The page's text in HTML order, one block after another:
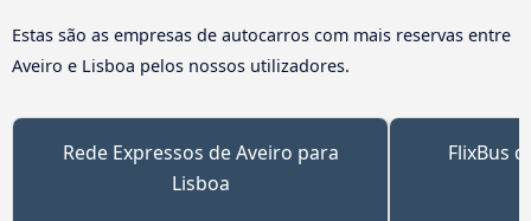
Estas são as empresas de autocarros com mais reservas entre
Aveiro e Lisboa pelos nossos utilizadores.
Rede Expressos de Aveiro para
Lisboa
FlixBus